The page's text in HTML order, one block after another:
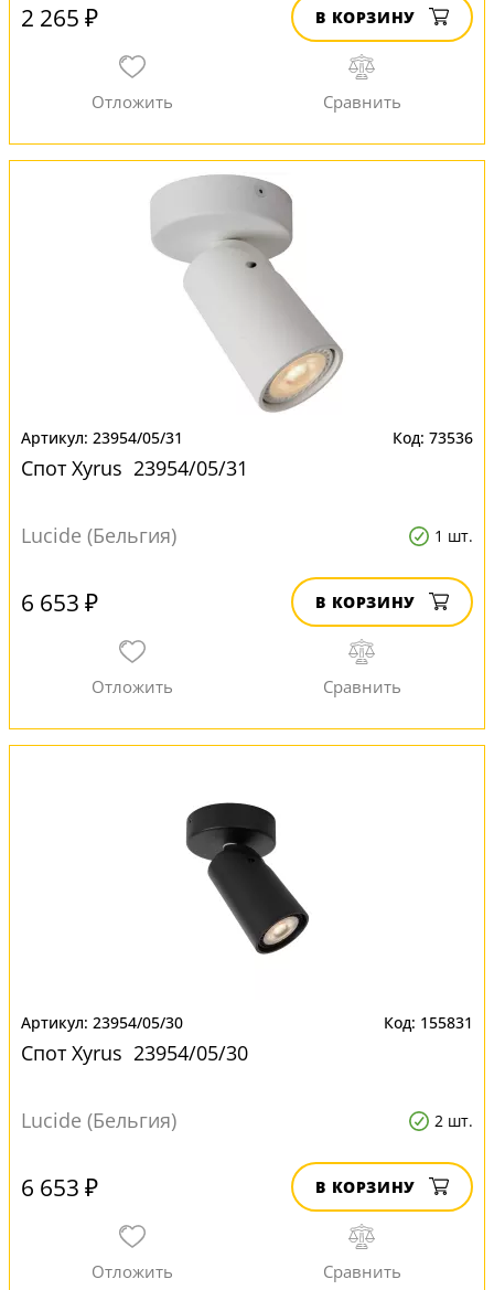
2 265 ₽ В КОРЗИНУ
23954/05/31 73536
Спот Xyrus 23954/05/31
Lucide (Бельгия) 1 шт.
6 653 ₽ В КОРЗИНУ
23954/05/30 155831
Спот Xyrus 23954/05/30
Lucide (Бельгия) 2 шт.
6 653 ₽ В КОРЗИНУ